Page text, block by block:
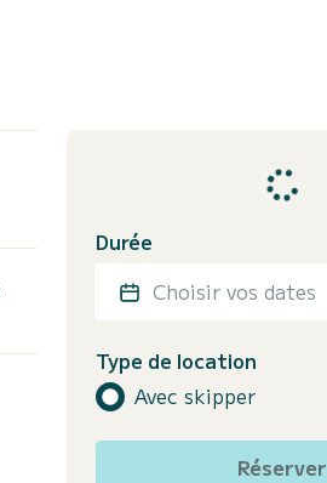
Durée
Choisir vos dates
Type de location
Avec skipper
Réserver